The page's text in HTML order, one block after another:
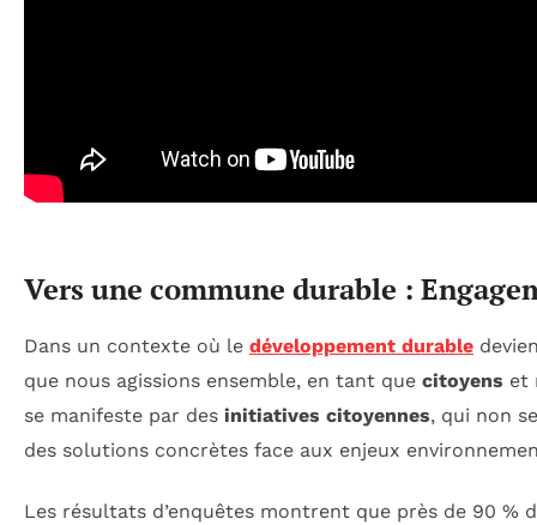
Vers une commune durable :
Dans un contexte où le développement durable
que nous agissions ensemble, en tant que citoyens et
se manifeste par des initiatives citoyennes, qui non
des solutions concrètes face aux enjeux
Les résultats d’enquêtes montrent que près de 90 %